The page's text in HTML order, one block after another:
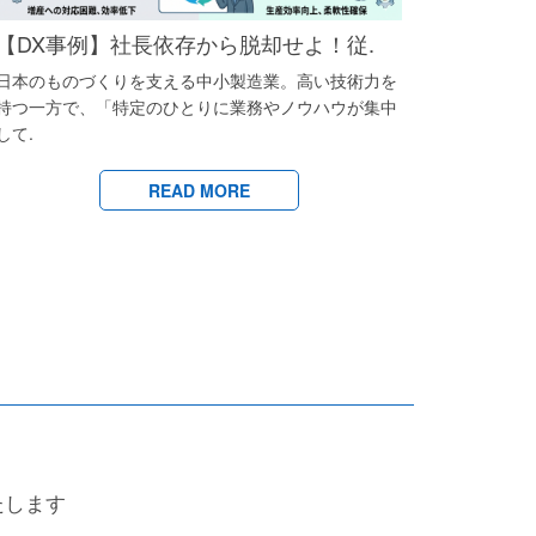
【DX事例】社長依存から脱却せよ！従.
本のものづくりを支える中小製造業。高い技術力を
つ一方で、「特定のひとりに業務やノウハウが集中
して.
READ MORE
ます